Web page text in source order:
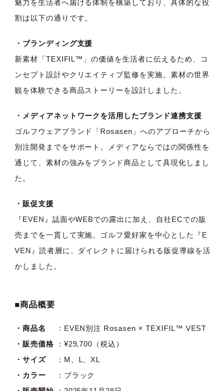
魅力を生活者へ届ける体制を構築しており、具体的な役
割は以下の通りです。
・ブランディング支援
新素材「TEXIFIL™」の価値を生活者に伝えるため、コ
ンセプト設計やクリエイティブ監修を実施。素材の世界
観を体験できる商品ストーリーを設計しました。
・メディアネットワークを活用したブランド連携支援
ゴルフウェアブランド「Rosasen」へのアプローチから
別注開発までをサポート。メディアならではの関係性を
通じて、素材の強みをブランド商品として具現化しまし
た。
・販促支援
『EVEN』誌面やWEBでの露出に加え、自社ECでの販
売までを一貫して実施。ゴルフ愛好家を中心とした『E
VEN』読者層に、ダイレクトに届けられる販促導線を活
かしました。
■商品概要
・商品名
：EVEN別注 Rosasen × TEXIFIL™ VEST
・販売価格
：¥29,700（税込）
・サイズ
：M、L、XL
・カラー
：ブラック